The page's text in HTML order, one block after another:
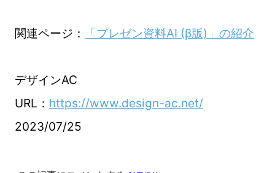
関連ページ： 「プレゼン資料AI (β版)」の紹介
デザインAC
URL： https://www.design-ac.net/
2023/07/25